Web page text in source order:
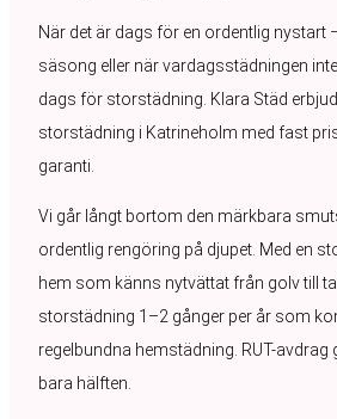
När det är dags för en ordentlig nystart
säsong eller när vardagsstädningen
dags för storstädning. Klara Städ
storstädning i Katrineholm med fast
garanti.
Vi går långt bortom den märkbara
ordentlig rengöring på djupet. Med en
hem som känns nytvättat från golv till
storstädning 1–2 gånger per år som
regelbundna hemstädning. RUT-avdrag
bara hälften.